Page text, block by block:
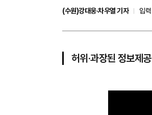
(수원)강대웅·차우열 기자
입
허위·과장된 정보제